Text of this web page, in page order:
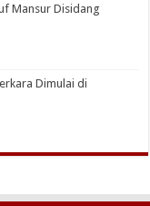
Mansur Disidang
Dimulai di